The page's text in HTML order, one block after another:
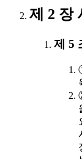
제 2 장
제 5